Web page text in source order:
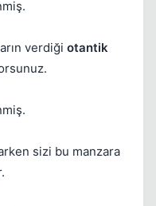
verdiği otantik
sizi bu manzara